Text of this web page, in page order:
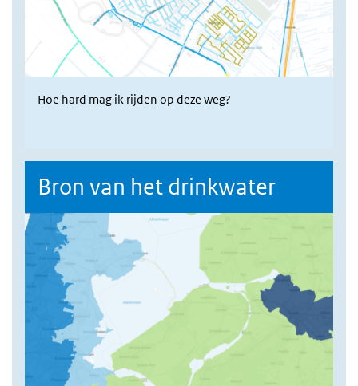
Hoe hard mag ik rijden op deze weg?
Bron van het drinkwater